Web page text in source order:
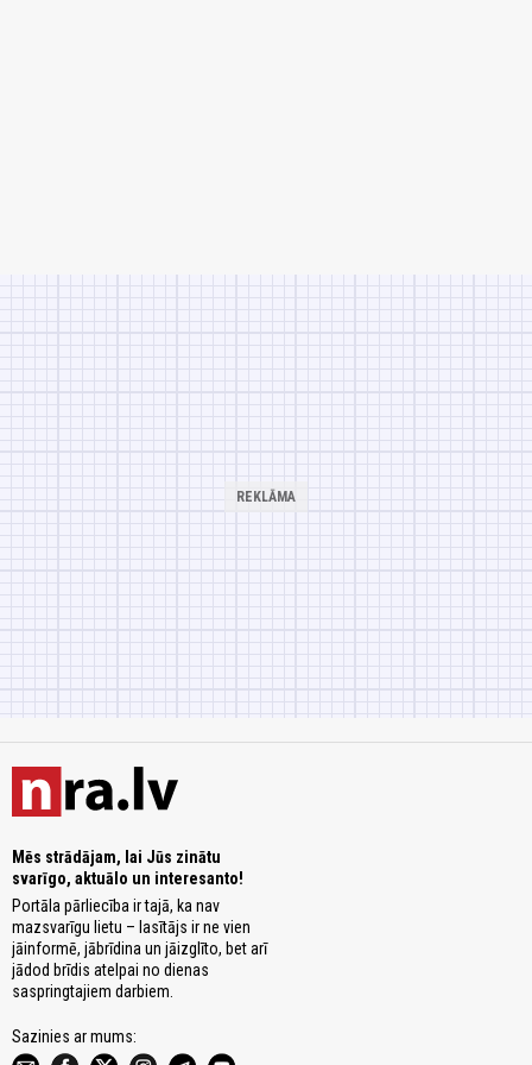
Mēs strādājam, lai Jūs zinātu
svarīgo, aktuālo un interesanto!
Portāla pārliecība ir tajā, ka nav
mazsvarīgu lietu – lasītājs ir ne vien
jāinformē, jābrīdina un jāizglīto, bet arī
jādod brīdis atelpai no dienas
saspringtajiem darbiem.
Sazinies ar mums: